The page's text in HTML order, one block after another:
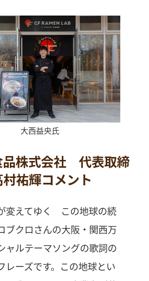
大西益央氏
品株式会社 代表取締
祐輝コメント
変えてゆく この地球の続
ブクロさんの大阪・関西万
ャルテーマソングの歌詞の
レーズです。この地球とい